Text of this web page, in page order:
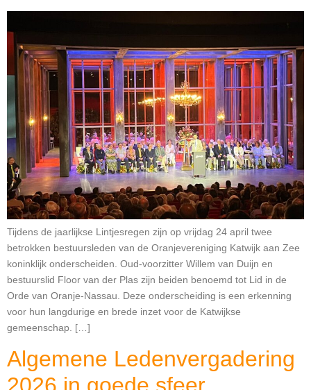
Tijdens de jaarlijkse Lintjesregen zijn op vrijdag 24 april twee
betrokken bestuursleden van de Oranjevereniging Katwijk aan Zee
koninklijk onderscheiden. Oud-voorzitter Willem van Duijn en
bestuurslid Floor van der Plas zijn beiden benoemd tot Lid in de
Orde van Oranje-Nassau. Deze onderscheiding is een erkenning
voor hun langdurige en brede inzet voor de Katwijkse
gemeenschap. […]
Algemene Ledenvergadering